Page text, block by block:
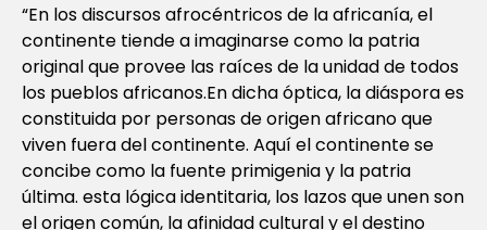
“En los discursos afrocéntricos de la africanía, el
continente tiende a imaginarse como la patria
original que provee las raíces de la unidad de todos
los pueblos africanos.En dicha óptica, la diáspora es
constituida por personas de origen africano que
viven fuera del continente. Aquí el continente se
concibe como la fuente primigenia y la patria
última. esta lógica identitaria, los lazos que unen son
el origen común, la afinidad cultural y el destino